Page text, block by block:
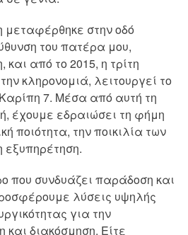
μεταφέρθηκε στην οδό
του πατέρα μου,
και από το 2015, η τρίτη
κληρονομιά, λειτουργεί το
7. Μέσα από αυτή τη
έχουμε εδραιώσει τη φήμη
ποιότητα, την ποικιλία των
εξυπηρέτηση.
που συνδυάζει παράδοση και
λύσεις υψηλής
για την
και διακόσμηση. Είτε